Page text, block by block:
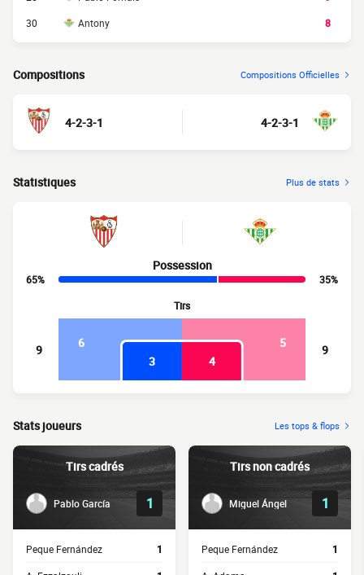
30
Antony 8
Compositions Compositions Officielles
4-2-3-1 4-2-3-1
Statistiques Plus de stats
Possession
65%
35%
Tirs
9 6
5
3
4
9
Stats joueurs Les tops & flops
Tirs cadrés
Pablo García 1
Peque Fernández 1
Tirs non cadrés
Miguel Ángel 1
Peque Fernández 1